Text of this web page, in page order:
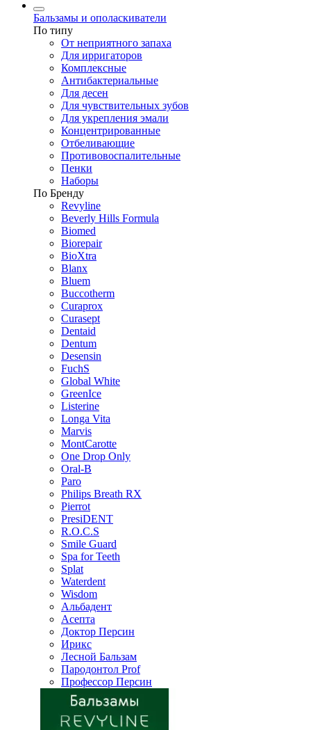
Бальзамы и ополаскиватели
По типу
От неприятного запаха
Для ирригаторов
Комплексные
Антибактериальные
Для десен
Для чувствительных зубов
Для укрепления эмали
Концентрированные
Отбеливающие
Противовоспалительные
Пенки
Наборы
По Бренду
Revyline
Beverly Hills Formula
Biomed
Biorepair
BioXtra
Blanx
Bluem
Buccotherm
Curaprox
Curasept
Dentaid
Dentum
Desensin
FuchS
Global White
GreenIce
Listerine
Longa Vita
Marvis
MontCarotte
One Drop Only
Oral-B
Paro
Philips Breath RX
Pierrot
PresiDENT
R.O.C.S
Smile Guard
Spa for Teeth
Splat
Waterdent
Wisdom
Альбадент
Асепта
Доктор Персин
Ирикс
Лесной Бальзам
Пародонтол Prof
Профессор Персин